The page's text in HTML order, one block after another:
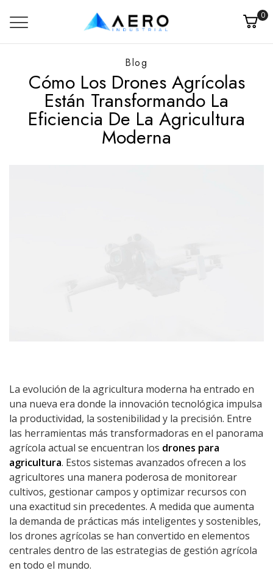
0
Blog
Cómo Los Drones Agrícolas
Están Transformando La
Eficiencia De La Agricultura
Moderna
La evolución de la agricultura moderna ha entrado en
una nueva era donde la innovación tecnológica impulsa
la productividad, la sostenibilidad y la precisión. Entre
las herramientas más transformadoras en el panorama
agrícola actual se encuentran los drones para
agricultura. Estos sistemas avanzados ofrecen a los
agricultores una manera poderosa de monitorear
cultivos, gestionar campos y optimizar recursos con
una exactitud sin precedentes. A medida que aumenta
la demanda de prácticas más inteligentes y sostenibles,
los drones agrícolas se han convertido en elementos
centrales dentro de las estrategias de gestión agrícola
en todo el mundo.